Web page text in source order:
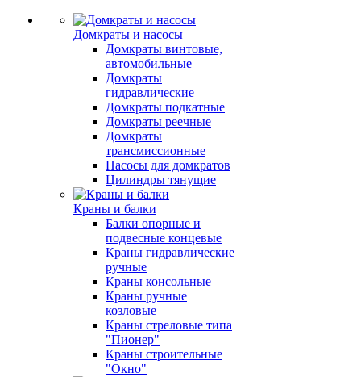
Домкраты и насосы
Домкраты винтовые,
автомобильные
Домкраты
гидравлические
Домкраты подкатные
Домкраты реечные
Домкраты
трансмиссионные
Насосы для домкратов
Цилиндры тянущие
Краны и балки
Балки опорные и
подвесные концевые
Краны гидравлические
ручные
Краны консольные
Краны ручные
козловые
Краны стреловые типа
"Пионер"
Краны строительные
"Окно"